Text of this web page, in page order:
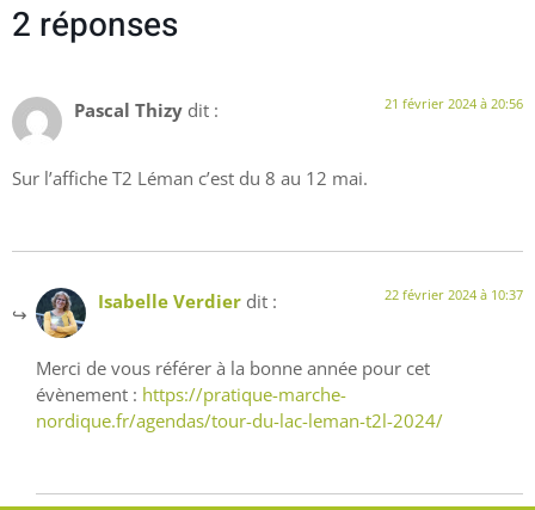
2 réponses
Pascal Thizy dit : 21 février 2024 à 20:56
Sur l’affiche T2 Léman c’est du 8 au 12 mai.
Isabelle Verdier dit : 22 février 2024 à 10:37
Merci de vous référer à la bonne année pour cet
évènement : https://pratique-marche-
nordique.fr/agendas/tour-du-lac-leman-t2l-2024/